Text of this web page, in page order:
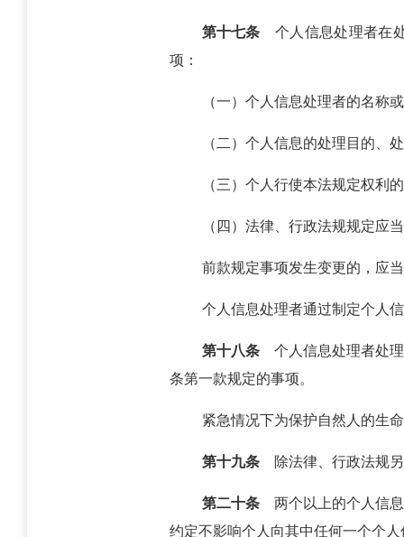
第十七条 个人信息处理者在
项：
（一）个人信息处理者的名称
（二）个人信息的处理目的、
（三）个人行使本法规定权利
（四）法律、行政法规规定应
前款规定事项发生变更的，应
个人信息处理者通过制定个人
第十八条个人信息处理者处理
条第一款规定的事项。
紧急情况下为保护自然人的生
第十九条除法律、行政法规另
第二十条两个以上的个人信息
约定不影响个人向其中任何一个个